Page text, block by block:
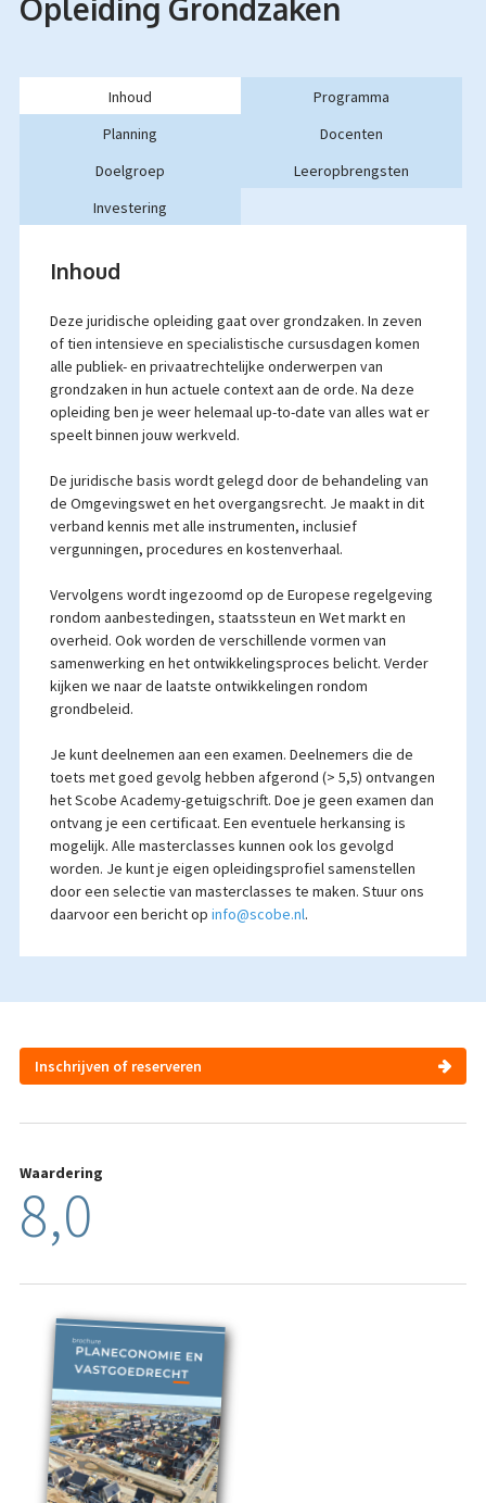
Opleiding Grondzaken
Inhoud
Programma
Planning
Docenten
Doelgroep
Leeropbrengsten
Investering
Inhoud
Deze juridische opleiding gaat over grondzaken. In zeven
of tien intensieve en specialistische cursusdagen komen
alle publiek- en privaatrechtelijke onderwerpen van
grondzaken in hun actuele context aan de orde. Na deze
opleiding ben je weer helemaal up-to-date van alles wat er
speelt binnen jouw werkveld.
De juridische basis wordt gelegd door de behandeling van
de Omgevingswet en het overgangsrecht. Je maakt in dit
verband kennis met alle instrumenten, inclusief
vergunningen, procedures en kostenverhaal.
Vervolgens wordt ingezoomd op de Europese regelgeving
rondom aanbestedingen, staatssteun en Wet markt en
overheid. Ook worden de verschillende vormen van
samenwerking en het ontwikkelingsproces belicht. Verder
kijken we naar de laatste ontwikkelingen rondom
grondbeleid.
Je kunt deelnemen aan een examen. Deelnemers die de
toets met goed gevolg hebben afgerond (> 5,5) ontvangen
het Scobe Academy-getuigschrift. Doe je geen examen dan
ontvang je een certificaat. Een eventuele herkansing is
mogelijk. Alle masterclasses kunnen ook los gevolgd
worden. Je kunt je eigen opleidingsprofiel samenstellen
door een selectie van masterclasses te maken. Stuur ons
daarvoor een bericht op info@scobe.nl.
Inschrijven of reserveren
Waardering
8,0